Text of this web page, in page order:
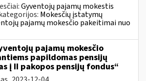
Gyventojų pajamų mokestis
Mokesčių įstatymų
pajamų mokesčio pakeitimai nuo
pajamų mokesčio
papildomas pensijų
į II pakopos pensijų fondus“